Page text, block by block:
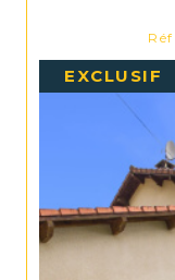
EXCLUSIF